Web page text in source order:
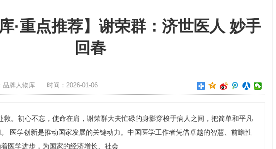
·重点推荐】谢荣群：济世医人 妙手
回春
品牌人物库 时间：2026-01-06
救。初心不忘，使命在肩，谢荣群大夫忙碌的身影穿梭于病人之间，把简单和平凡
医学创新是推动国家发展的关键动力。中国医学工作者凭借卓越的智慧、前瞻性
医学进步，为国家的经济增长、社会